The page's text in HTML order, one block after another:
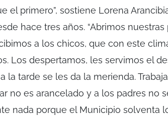
el primero”, sostiene Lorena
hace tres años. “Abrimos
a los chicos, que con este
Los despertamos, les servimos el
la tarde se les da la merienda.
no es arancelado y a los padres no
nada porque el Municipio solventa